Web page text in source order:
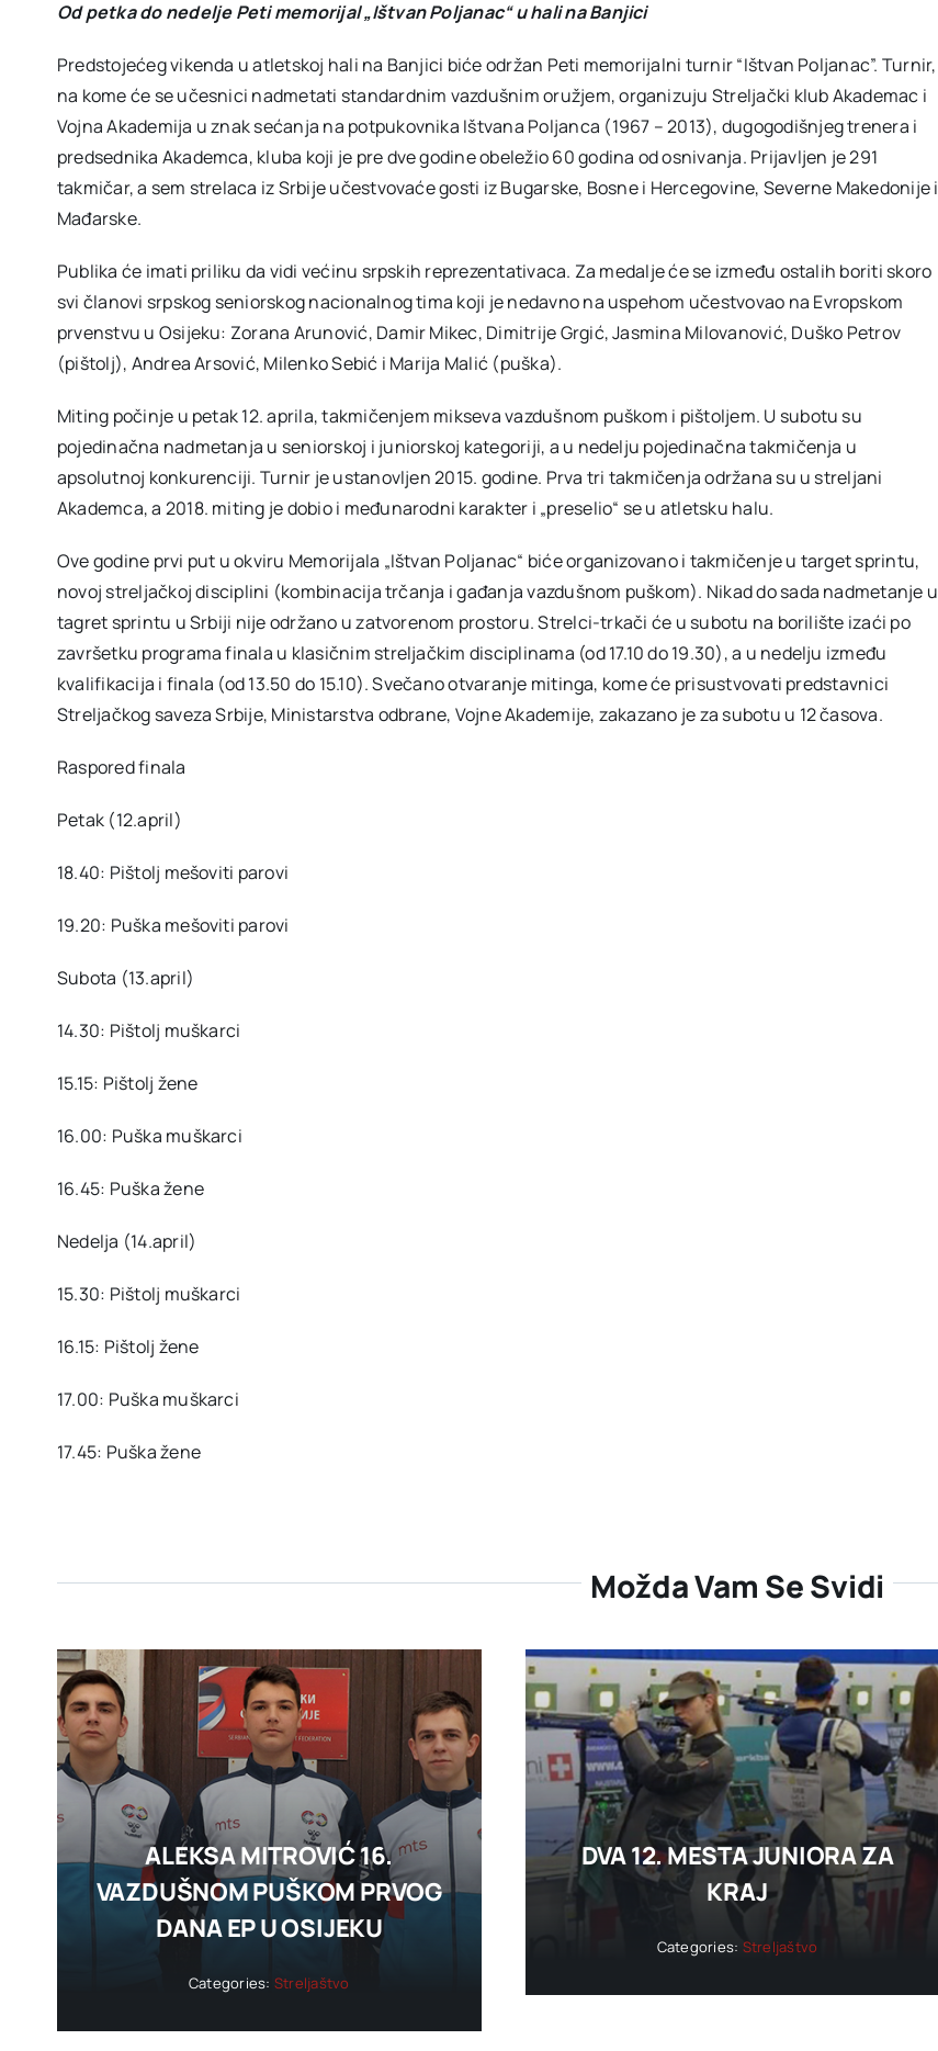
Od petka do nedelje Peti memorijal „Ištvan Poljanac“ u hali na Banjici
Predstojećeg vikenda u atletskoj hali na Banjici biće održan Peti memorijalni turnir “Ištvan Poljanac”. Turnir,
na kome će se učesnici nadmetati standardnim vazdušnim oružjem, organizuju Streljački klub Akademac i
Vojna Akademija u znak sećanja na potpukovnika Ištvana Poljanca (1967 – 2013), dugogodišnjeg trenera i
predsednika Akademca, kluba koji je pre dve godine obeležio 60 godina od osnivanja. Prijavljen je 291
takmičar, a sem strelaca iz Srbije učestvovaće gosti iz Bugarske, Bosne i Hercegovine, Severne Makedonije i
Mađarske.
Publika će imati priliku da vidi većinu srpskih reprezentativaca. Za medalje će se između ostalih boriti skoro
svi članovi srpskog seniorskog nacionalnog tima koji je nedavno na uspehom učestvovao na Evropskom
prvenstvu u Osijeku: Zorana Arunović, Damir Mikec, Dimitrije Grgić, Jasmina Milovanović, Duško Petrov
(pištolj), Andrea Arsović, Milenko Sebić i Marija Malić (puška).
Miting počinje u petak 12. aprila, takmičenjem mikseva vazdušnom puškom i pištoljem. U subotu su
pojedinačna nadmetanja u seniorskoj i juniorskoj kategoriji, a u nedelju pojedinačna takmičenja u
apsolutnoj konkurenciji. Turnir je ustanovljen 2015. godine. Prva tri takmičenja održana su u streljani
Akademca, a 2018. miting je dobio i međunarodni karakter i „preselio“ se u atletsku halu.
Ove godine prvi put u okviru Memorijala „Ištvan Poljanac“ biće organizovano i takmičenje u target sprintu,
novoj streljačkoj disciplini (kombinacija trčanja i gađanja vazdušnom puškom). Nikad do sada nadmetanje u
tagret sprintu u Srbiji nije održano u zatvorenom prostoru. Strelci-trkači će u subotu na borilište izaći po
završetku programa finala u klasičnim streljačkim disciplinama (od 17.10 do 19.30), a u nedelju između
kvalifikacija i finala (od 13.50 do 15.10). Svečano otvaranje mitinga, kome će prisustvovati predstavnici
Streljačkog saveza Srbije, Ministarstva odbrane, Vojne Akademije, zakazano je za subotu u 12 časova.
Raspored finala
Petak (12.april)
18.40: Pištolj mešoviti parovi
19.20: Puška mešoviti parovi
Subota (13.april)
14.30: Pištolj muškarci
15.15: Pištolj žene
16.00: Puška muškarci
16.45: Puška žene
Nedelja (14.april)
15.30: Pištolj muškarci
16.15: Pištolj žene
17.00: Puška muškarci
17.45: Puška žene
Možda Vam Se Svidi
ALEKSA MITROVIĆ 16.
VAZDUŠNOM PUŠKOM PRVOG
DANA EP U OSIJEKU
Categories: Streljaštvo
DVA 12. MESTA JUNIORA ZA
KRAJ
Categories: Streljaštvo